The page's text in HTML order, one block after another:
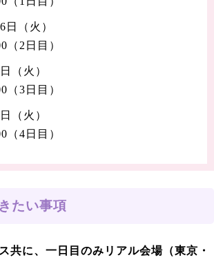
日（火）
（2日目）
（火）
（3日目）
（火）
（4日目）
たい事項
共に、一日目のみリアル会場（東京・